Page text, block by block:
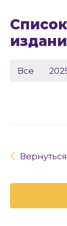
Список многоформатный
Все
Вернуться